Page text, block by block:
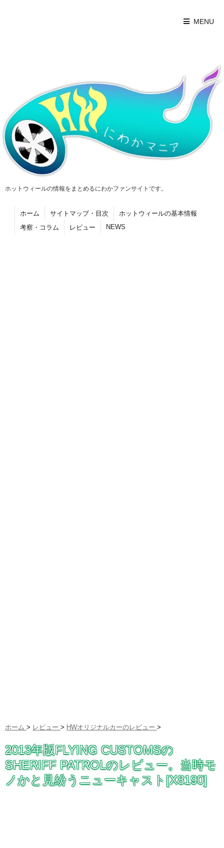
MENU
ホットウィールの情報をまとめるにわかファンサイトです。
ホーム サイトマップ・目次
ホットウィールの基本情報
考察・コラム
レビュー NEWS
ホーム > レビュー > HWオリジナルカーのレビュー >
2013年版FLYING CUSTOMSの
SHERIFF PATROLのレビュー。当時モ
ノかと見紛うニューキャスト[X8190]